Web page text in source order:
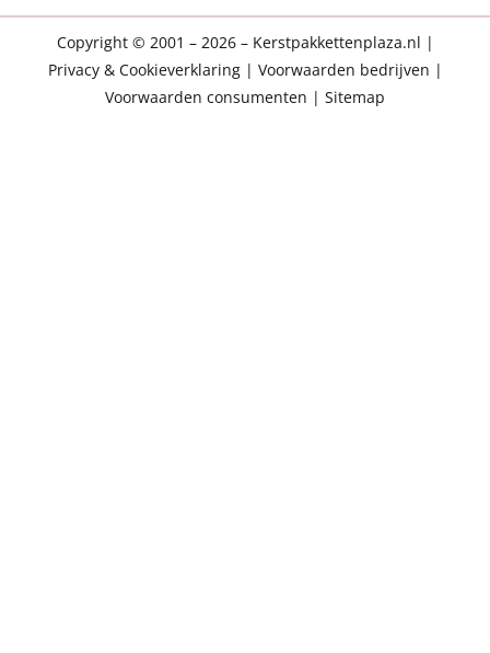
Copyright © 2001 – 2026 – Kerstpakkettenplaza.nl |
Privacy & Cookieverklaring| Voorwaarden bedrijven |
Voorwaarden consumenten | Sitemap